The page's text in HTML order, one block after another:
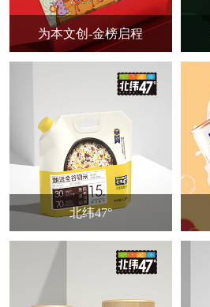
为本文创-金榜启程
北纬47°